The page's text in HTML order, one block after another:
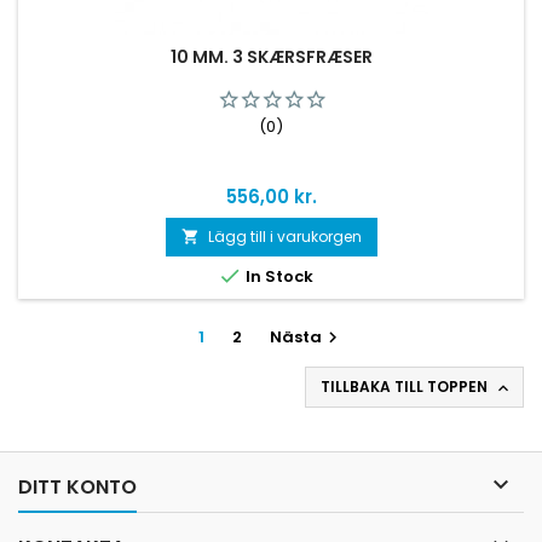
10 MM. 3 SKÆRSFRÆSER
(0)
Pris
556,00 kr.
 Lägg till i varukorgen
 In Stock
1 2 Nästa 
TILLBAKA TILL TOPPEN 
DITT KONTO 